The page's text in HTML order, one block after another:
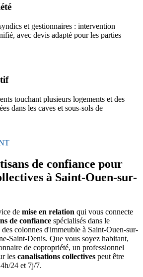
et gestionnaires : intervention
avec devis adapté pour les parties
touchant plusieurs logements et des
dans les caves et sous-sols de
de confiance pour
à Saint-Ouen-sur-
de mise en relation qui vous connecte
de confiance spécialisés dans le
colonnes d'immeuble à Saint-Ouen-sur-
Saint-Denis. Que vous soyez habitant,
de copropriété, un professionnel
les canalisations collectives peut être
24 et 7j/7.